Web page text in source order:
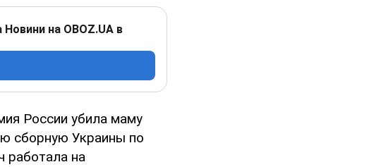
на OBOZ.UA в
России убила маму
сборную Украины по
работала на